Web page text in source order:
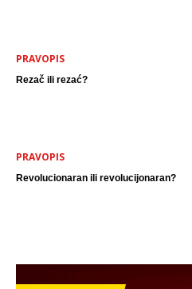
PRAVOPIS
Rezač ili rezać?
PRAVOPIS
Revolucionaran ili revolucijonaran?